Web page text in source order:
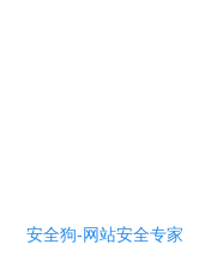
安全狗-网站安全专家